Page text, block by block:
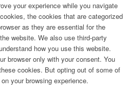
your experience while you navigate
the cookies that are categorized
as they are essential for the
website. We also use third-party
how you use this website.
browser only with your consent. You
cookies. But opting out of some of
your browsing experience.